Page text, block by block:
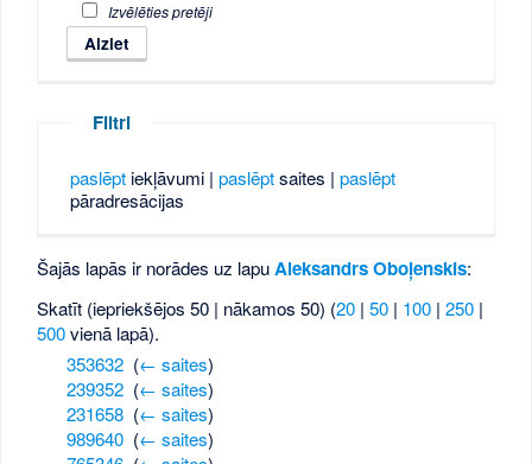
Izvēlēties pretēji
Filtri
paslēptiekļāvumi | paslēptsaites | paslēpt
pāradresācijas
Šajās lapās ir norādes uz lapu Aleksandrs Oboļenskis:
Skatīt (iepriekšējos 50 | nākamos 50) (20 |50 | 100 |250 |
500vienā lapā).
353632‎ (← saites)
239352‎ (← saites)
231658‎ (← saites)
989640‎ (← saites)